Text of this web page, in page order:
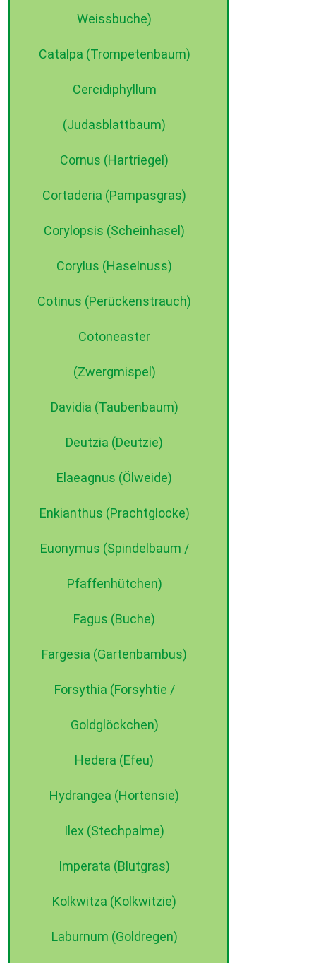
Weissbuche)
Catalpa (Trompetenbaum)
Cercidiphyllum
(Judasblattbaum)
Cornus (Hartriegel)
Cortaderia (Pampasgras)
Corylopsis (Scheinhasel)
Corylus (Haselnuss)
Cotinus (Perückenstrauch)
Cotoneaster
(Zwergmispel)
Davidia (Taubenbaum)
Deutzia (Deutzie)
Elaeagnus (Ölweide)
Enkianthus (Prachtglocke)
Euonymus (Spindelbaum /
Pfaffenhütchen)
Fagus (Buche)
Fargesia (Gartenbambus)
Forsythia (Forsyhtie /
Goldglöckchen)
Hedera (Efeu)
Hydrangea (Hortensie)
Ilex (Stechpalme)
Imperata (Blutgras)
Kolkwitza (Kolkwitzie)
Laburnum (Goldregen)